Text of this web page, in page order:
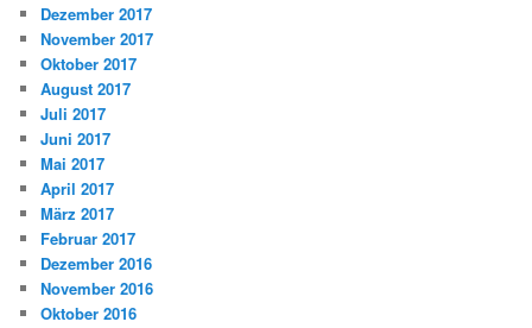
Dezember 2017
November 2017
Oktober 2017
August 2017
Juli 2017
Juni 2017
Mai 2017
April 2017
März 2017
Februar 2017
Dezember 2016
November 2016
Oktober 2016